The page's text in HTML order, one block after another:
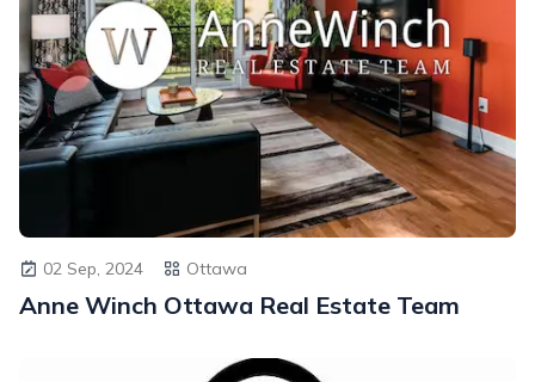
02 Sep, 2024 Ottawa
Anne Winch Ottawa Real Estate Team